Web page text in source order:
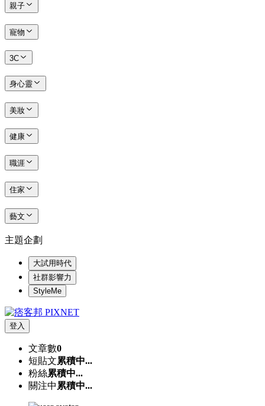
親子
寵物
3C
身心靈
美妝
健康
職涯
住家
藝文
主題企劃
大試用時代
社群影響力
StyleMe
登入
文章數0
短貼文累積中...
粉絲累積中...
關注中 累積中...